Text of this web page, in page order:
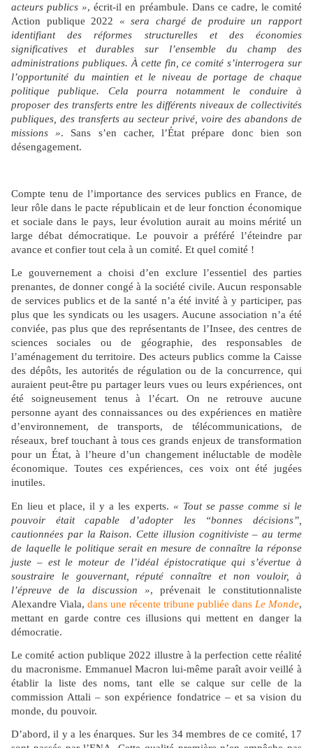
acteurs publics », écrit-il en préambule. Dans ce cadre, le comité
Action publique 2022 « sera chargé de produire un rapport
identifiant des réformes structurelles et des économies
significatives et durables sur l’ensemble du champ des
administrations publiques. À cette fin, ce comité s’interrogera sur
l’opportunité du maintien et le niveau de portage de chaque
politique publique. Cela pourra notamment le conduire à
proposer des transferts entre les différents niveaux de collectivités
publiques, des transferts au secteur privé, voire des abandons de
missions ». Sans s’en cacher, l’État prépare donc bien son
désengagement.
Compte tenu de l’importance des services publics en France, de
leur rôle dans le pacte républicain et de leur fonction économique
et sociale dans le pays, leur évolution aurait au moins mérité un
large débat démocratique. Le pouvoir a préféré l’éteindre par
avance et confier tout cela à un comité. Et quel comité !
Le gouvernement a choisi d’en exclure l’essentiel des parties
prenantes, de donner congé à la société civile. Aucun responsable
de services publics et de la santé n’a été invité à y participer, pas
plus que les syndicats ou les usagers. Aucune association n’a été
conviée, pas plus que des représentants de l’Insee, des centres de
sciences sociales ou de géographie, des responsables de
l’aménagement du territoire. Des acteurs publics comme la Caisse
des dépôts, les autorités de régulation ou de la concurrence, qui
auraient peut-être pu partager leurs vues ou leurs expériences, ont
été soigneusement tenus à l’écart. On ne retrouve aucune
personne ayant des connaissances ou des expériences en matière
d’environnement, de transports, de télécommunications, de
réseaux, bref touchant à tous ces grands enjeux de transformation
pour un État, à l’heure d’un changement inéluctable de modèle
économique. Toutes ces expériences, ces voix ont été jugées
inutiles.
En lieu et place, il y a les experts. « Tout se passe comme si le
pouvoir était capable d’adopter les “bonnes décisions”,
cautionnées par la Raison. Cette illusion cognitiviste – au terme
de laquelle le politique serait en mesure de connaître la réponse
juste – est le moteur de l’idéal épistocratique qui s’évertue à
soustraire le gouvernant, réputé connaître et non vouloir, à
l’épreuve de la discussion », prévenait le constitutionnaliste
Alexandre Viala, dans une récente tribune publiée dans Le Monde,
mettant en garde contre ces illusions qui mettent en danger la
démocratie.
Le comité action publique 2022 illustre à la perfection cette réalité
du macronisme. Emmanuel Macron lui-même paraît avoir veillé à
établir la liste des noms, tant elle se calque sur celle de la
commission Attali – son expérience fondatrice – et sa vision du
monde, du pouvoir.
D’abord, il y a les énarques. Sur les 34 membres de ce comité, 17